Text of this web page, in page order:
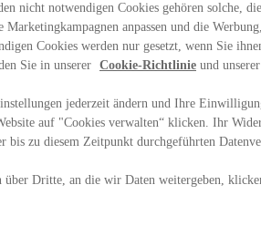
nicht notwendigen Cookies gehören solche,
Marketingkampagnen anpassen und die
Cookies werden nur gesetzt, wenn Sie
Sie in unserer Cookie-Richtlinie und unserer
jederzeit ändern und Ihre
auf "Cookies verwalten“ klicken. Ihr
bis zu diesem Zeitpunkt durchgeführten
Dritte, an die wir Daten weitergeben,